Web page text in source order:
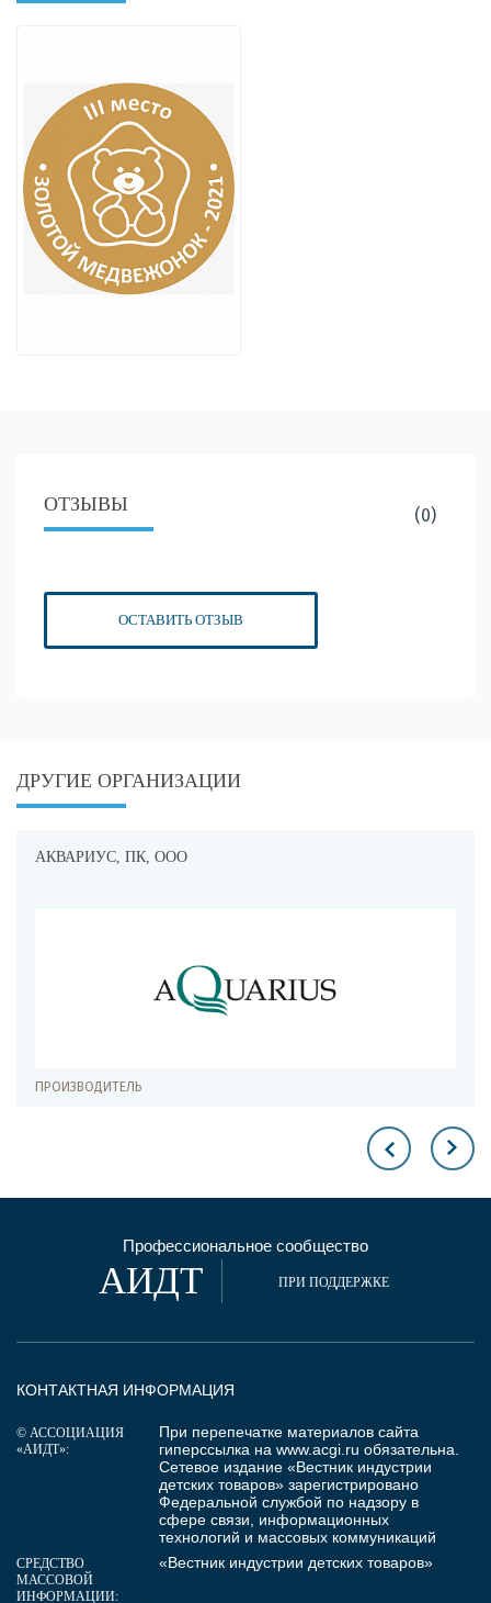
ОТЗЫВЫ
(0)
ОСТАВИТЬ ОТЗЫВ
ДРУГИЕ ОРГАНИЗАЦИИ
АКВАРИУС, ПК, ООО
ПРОИЗВОДИТЕЛЬ
Профессиональное сообщество
АИДТ ПРИ ПОДДЕРЖКЕ
КОНТАКТНАЯ ИНФОРМАЦИЯ
© АССОЦИАЦИЯ
«АИДТ»:
При перепечатке материалов сайта
гиперссылка на www.acgi.ru обязательна.
Сетевое издание «Вестник индустрии
детских товаров» зарегистрировано
Федеральной службой по надзору в
сфере связи, информационных
технологий и массовых коммуникаций
СРЕДСТВО
МАССОВОЙ
ИНФОРМАЦИИ:
«Вестник индустрии детских товаров»